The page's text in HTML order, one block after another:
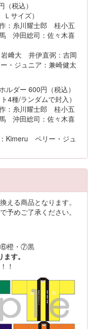
税込）
サイズ）
：糸川耀士郎 桂小五
沖田総司：佐々木喜
﨑大 井伊直弼：吉岡
ジュニア：兼崎健太
ルダー 600円（税込）
4種/ランダムで封入）
：糸川耀士郎 桂小五
沖田総司：佐々木喜
Kimeru ペリー・ジュ
える商品となります。
予めご了承ください。
橙・⑦黒
す。
！